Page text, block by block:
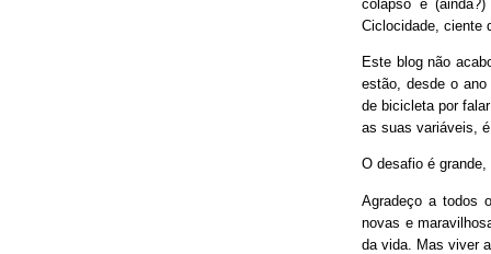
colapso e
Ciclocidade, ciente
Este blog não
estão, desde o ano
de bicicleta por
as suas variáveis,
O desafio é
Agradeço a todos
novas e
da vida. Mas viver